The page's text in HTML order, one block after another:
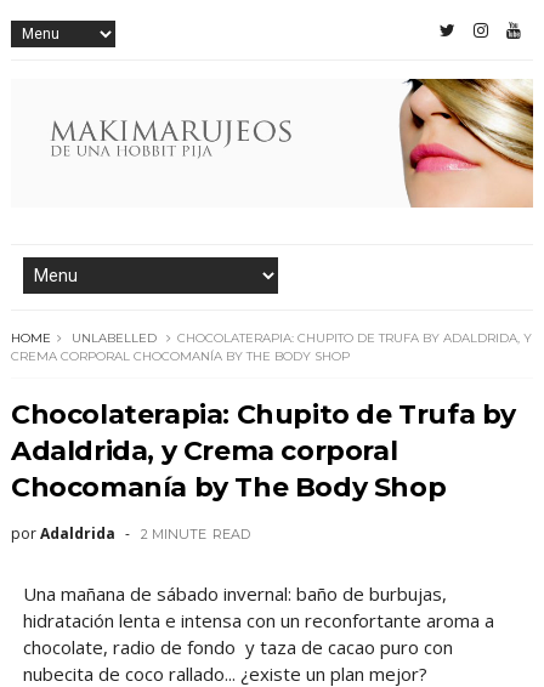
HOME UNLABELLED
CHOCOLATERAPIA: CHUPITO DE TRUFA BY ADALDRIDA, Y
CREMA CORPORAL CHOCOMANÍA BY THE BODY SHOP
Chocolaterapia: Chupito de Trufa by
Adaldrida, y Crema corporal
Chocomanía by The Body Shop
porAdaldrida 2 MINUTE READ
Una mañana de sábado invernal: baño de burbujas,
hidratación lenta e intensa con un reconfortante aroma a
chocolate, radio de fondo y taza de cacao puro con
nubecita de coco rallado... ¿existe un plan mejor?